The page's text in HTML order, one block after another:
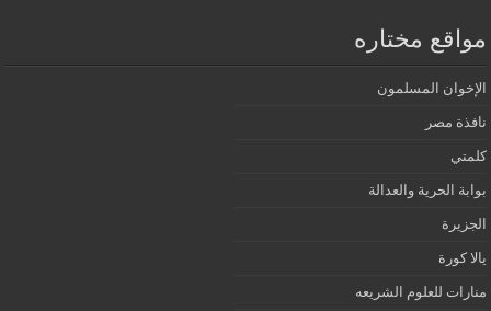
مواقع مختاره
الإخوان المسلمون
نافذة مصر
كلمتي
بوابة الحرية والعدالة
الجزيرة
يالا كورة
منارات للعلوم الشريعه